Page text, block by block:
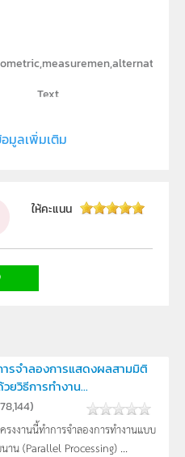
Text
of Science, Maejo
Wanida Sirikeaw
ครู, นักเรียน
มูลเพิ่มเติม
ให้คะแนน
รจำลองการแสดงผลสามมิติ
ยวิธีการทำงาน...
78,144)
รงงานนี้ทำการจำลองการทำงานแบบ
าน (Parallel Processing) ...